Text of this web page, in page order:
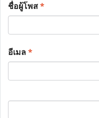
ชื่อผู้โพส*
อีเมล*